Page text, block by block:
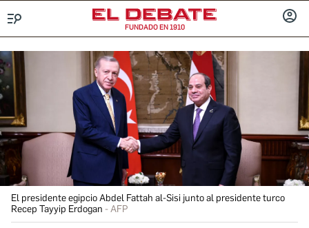
FUNDADO EN 1910
El presidente egipcio Abdel Fattah al-Sisi junto al presidente turco
Recep Tayyip Erdogan
AFP